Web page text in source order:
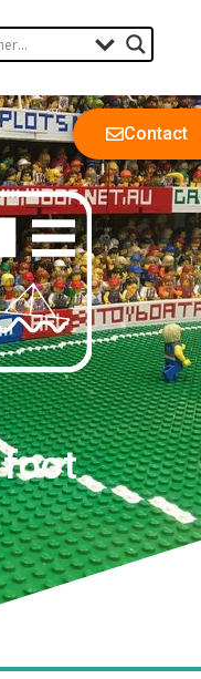
Contact